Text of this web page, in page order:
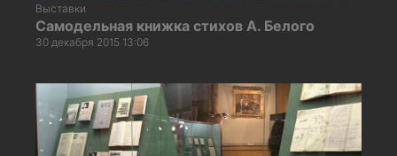
Выставки
Самодельная книжка стихов А. Белого
30 декабря 2015 13:06